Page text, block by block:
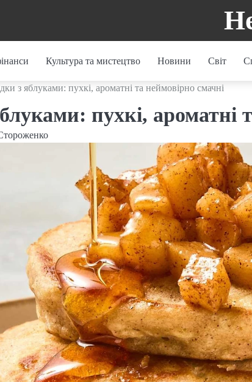
Культура та мистецтво Новини Світ
з яблуками: пухкі, ароматні та неймовірно смачні
пухкі, ароматні